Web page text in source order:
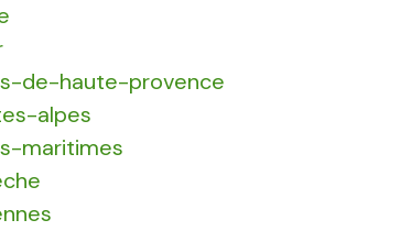
de-haute-provence
alpes
maritimes